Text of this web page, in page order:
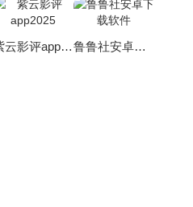
紫云影评app2025 鲁鲁社安卓下载软件